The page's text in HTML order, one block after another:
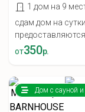
1 дом на 9
сдам дом на
от350р.
Дом с сауной